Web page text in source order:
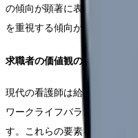
の傾向が顕著に表れており、
を重視する傾向が強まってい
求職者の価値観の多様化
現代の看護師は給与や待遇だ
ワークライフバランスなど、
す。これらの要素を効果的に